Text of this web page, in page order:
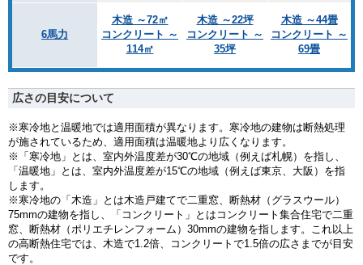
6馬力
木造 ～72㎡
コンクリート ～
114㎡
木造 ～22坪
コンクリート ～
35坪
木造 ～44畳
コンクリート ～
69畳
広さの目安について
※寒冷地と温暖地では適用面積が異なります。寒冷地の建物は断熱処理
が施されているため、適用面積は温暖地より広くなります。
※「寒冷地」とは、室内外温度差が30℃の地域（例えば札幌）を指し、
「温暖地」とは、室内外温度差が15℃の地域（例えば東京、大阪）を指
します。
※寒冷地の「木造」とは木造戸建てで二重窓、断熱材（グラスウール）
75mmの建物を指し、「コンクリート」とはコンクリート集合住宅で二重
窓、断熱材（ポリエチレンフォーム）30mmの建物を指します。これ以上
の高断熱住宅では、木造で1.2倍、コンクリートで1.5倍の広さまでが目安
です。